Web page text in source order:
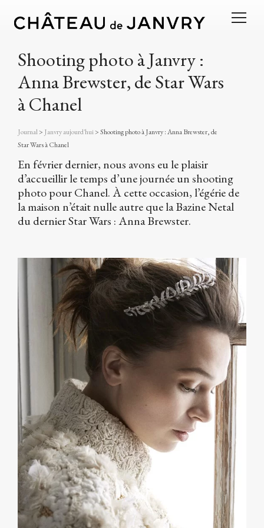
Shooting photo à Janvry :
Anna Brewster, de Star Wars
à Chanel
Journal> Janvry aujourd'hui>Shooting photo à Janvry : Anna Brewster, de
Star Wars à Chanel
En février dernier, nous avons eu le plaisir
d’accueillir le temps d’une journée un shooting
photo pour Chanel. À cette occasion, l’égérie de
la maison n’était nulle autre que la Bazine Netal
du dernier Star Wars : Anna Brewster.